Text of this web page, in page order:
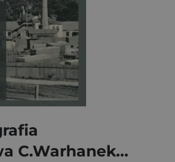
C.Warhanek...